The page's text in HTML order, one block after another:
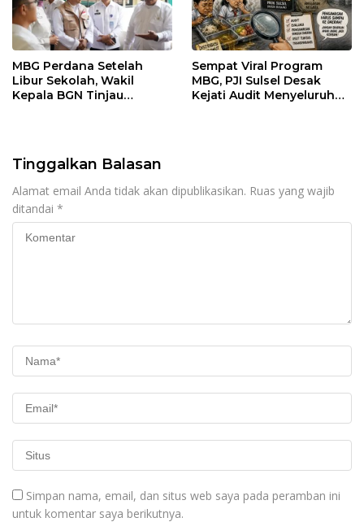
MBG Perdana Setelah
Libur Sekolah, Wakil
Kepala BGN Tinjau
Sempat Viral Program
MBG, PJI Sulsel Desak
Kejati Audit Menyeluruh
Tinggalkan Balasan
Alamat email Anda tidak akan dipublikasikan. Ruas yang wajib
ditandai *
Simpan nama, email, dan situs web saya pada peramban ini
untuk komentar saya berikutnya.